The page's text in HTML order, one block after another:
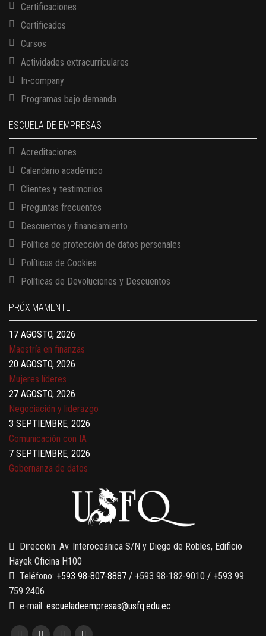
Certificaciones
Certificados
Cursos
Actividades extracurriculares
In-company
Programas bajo demanda
ESCUELA DE EMPRESAS
Acreditaciones
Calendario académico
Clientes y testimonios
Preguntas frecuentes
Descuentos y financiamiento
Política de protección de datos personales
Políticas de Cookies
Políticas de Devoluciones y Descuentos
PRÓXIMAMENTE
13 AGOSTO, 2026
Finanzas para no financieros
17 AGOSTO, 2026
Gerencia de empresas familiares
17 AGOSTO, 2026
Maestría en administración de empresas – MBA
17 AGOSTO, 2026
Maestría en finanzas
20 AGOSTO, 2026
Mujeres líderes
27 AGOSTO, 2026
Negociación y liderazgo
3 SEPTIEMBRE, 2026
Comunicación con IA
7 SEPTIEMBRE, 2026
Gobernanza de datos
Finanzas para no financieros
Dirección: Av. Interoceánica S/N y Diego de Robles, Edificio
Hayek Oficina H100
Teléfono: +593 98-807-8887 / +593 98-182-9010 / +593 99
759 2406
e-mail: escueladeempresas@usfq.edu.ec